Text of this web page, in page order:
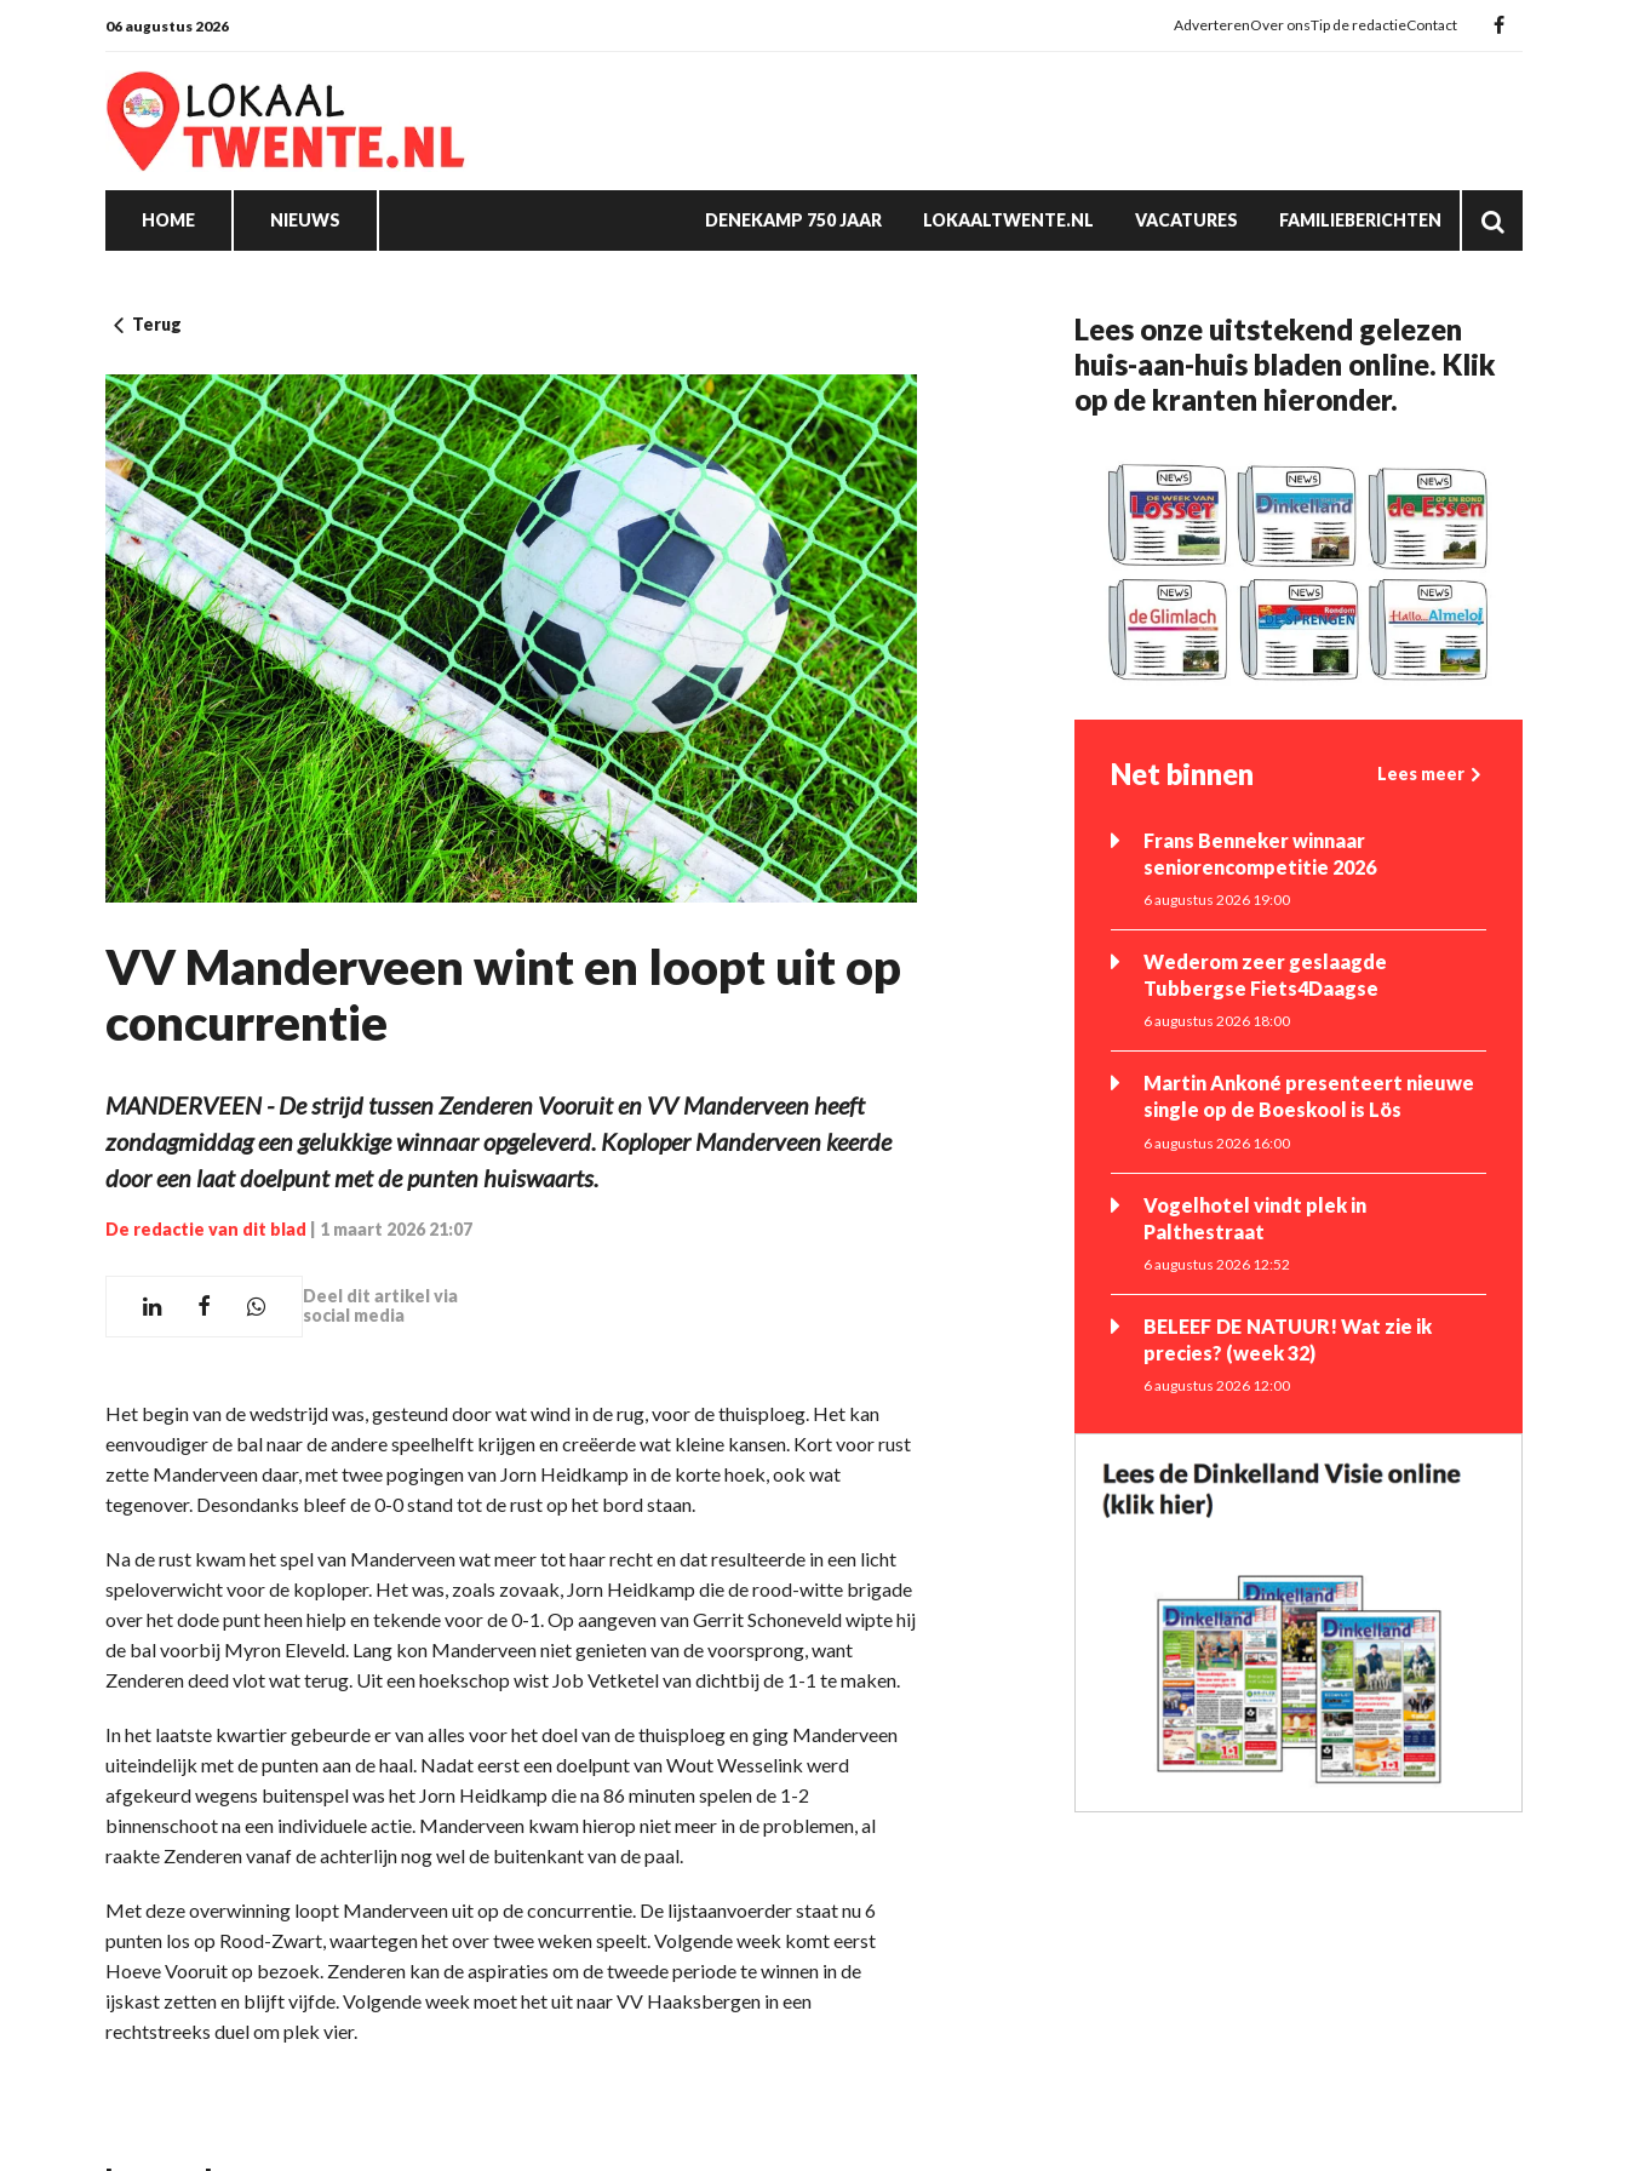
06 augustus 2026 AdverterenOver onsTip de redactieContact
HOME NIEUWS DENEKAMP 750 JAAR LOKAALTWENTE.NL VACATURES FAMILIEBERICHTEN
Terug
VV Manderveen wint en loopt uit op
concurrentie
MANDERVEEN - De strijd tussen Zenderen Vooruit en VV Manderveen heeft
zondagmiddag een gelukkige winnaar opgeleverd. Koploper Manderveen keerde
door een laat doelpunt met de punten huiswaarts.
De redactie van dit blad 1 maart 2026 21:07
Deel dit artikel via
social media
Het begin van de wedstrijd was, gesteund door wat wind in de rug, voor de thuisploeg. Het kan
eenvoudiger de bal naar de andere speelhelft krijgen en creëerde wat kleine kansen. Kort voor rust
zette Manderveen daar, met twee pogingen van Jorn Heidkamp in de korte hoek, ook wat
tegenover. Desondanks bleef de 0-0 stand tot de rust op het bord staan.
Na de rust kwam het spel van Manderveen wat meer tot haar recht en dat resulteerde in een licht
speloverwicht voor de koploper. Het was, zoals zovaak, Jorn Heidkamp die de rood-witte brigade
over het dode punt heen hielp en tekende voor de 0-1. Op aangeven van Gerrit Schoneveld wipte hij
de bal voorbij Myron Eleveld. Lang kon Manderveen niet genieten van de voorsprong, want
Zenderen deed vlot wat terug. Uit een hoekschop wist Job Vetketel van dichtbij de 1-1 te maken.
In het laatste kwartier gebeurde er van alles voor het doel van de thuisploeg en ging Manderveen
uiteindelijk met de punten aan de haal. Nadat eerst een doelpunt van Wout Wesselink werd
afgekeurd wegens buitenspel was het Jorn Heidkamp die na 86 minuten spelen de 1-2
binnenschoot na een individuele actie. Manderveen kwam hierop niet meer in de problemen, al
raakte Zenderen vanaf de achterlijn nog wel de buitenkant van de paal.
Met deze overwinning loopt Manderveen uit op de concurrentie. De lijstaanvoerder staat nu 6
punten los op Rood-Zwart, waartegen het over twee weken speelt. Volgende week komt eerst
Hoeve Vooruit op bezoek. Zenderen kan de aspiraties om de tweede periode te winnen in de
ijskast zetten en blijft vijfde. Volgende week moet het uit naar VV Haaksbergen in een
rechtstreeks duel om plek vier.
Lees onze uitstekend gelezen
huis-aan-huis bladen online. Klik
op de kranten hieronder.
Net binnen Lees meer
Frans Benneker winnaar
seniorencompetitie 2026
6 augustus 2026 19:00
Wederom zeer geslaagde
Tubbergse Fiets4Daagse
6 augustus 2026 18:00
Martin Ankoné presenteert nieuwe
single op de Boeskool is Lös
6 augustus 2026 16:00
Vogelhotel vindt plek in
Palthestraat
6 augustus 2026 12:52
BELEEF DE NATUUR! Wat zie ik
precies? (week 32)
6 augustus 2026 12:00